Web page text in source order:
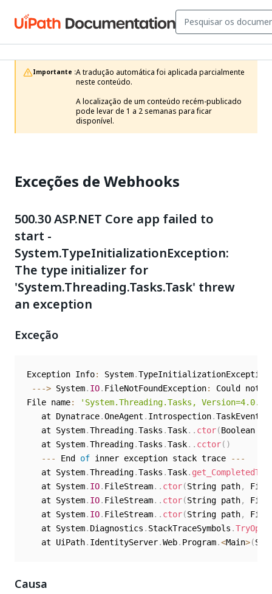
Importante :A tradução automática foi aplicada parcialmente
neste conteúdo.
A localização de um conteúdo recém-publicado
pode levar de 1 a 2 semanas para ficar
disponível.
Exceções de Webhooks
500.30 ASP.NET Core app failed to
start -
System.TypeInitializationException:
The type initializer for
'System.Threading.Tasks.Task' threw
an exception
Exceção
Exception Info: System.TypeInitializationException
-- -> System. IO. FileNotFoundException:
Could not
File name:
'System.Threading.Tasks,
   at Dynatrace
.OneAgent . Introspection.
   at System
.Threading.Tasks .Task. . ctor(Boolean
   at System
.Threading.Tasks .Task. . cctor( )
-- - End of inner exception stack trace -- -
   at System
.Threading.Tasks .Task.
   at System
. IO. FileStream. . ctor(String path,
   at System
. IO. FileStream. . ctor(String path,
   at System
. IO. FileStream. . ctor(String path,
   at System
. Diagnostics . StackTraceSymbols .
   at UiPath
. IdentityServer.Web. Program.<Main>(
Causa